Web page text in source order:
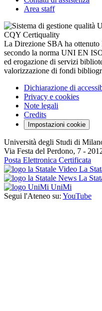
Area staff
La Direzione SBA ha ottenuto
secondo la norma UNI EN
ed erogazione di servizi
valorizzazione di fondi
Dichiarazione di
Privacy e cookies
Note legali
Credits
Impostazioni cookie
Università degli Studi di
Via Festa del Perdono, 7 -
Posta Elettronica Certificata
La
La
UniMi
Segui l'Ateneo su: YouTube